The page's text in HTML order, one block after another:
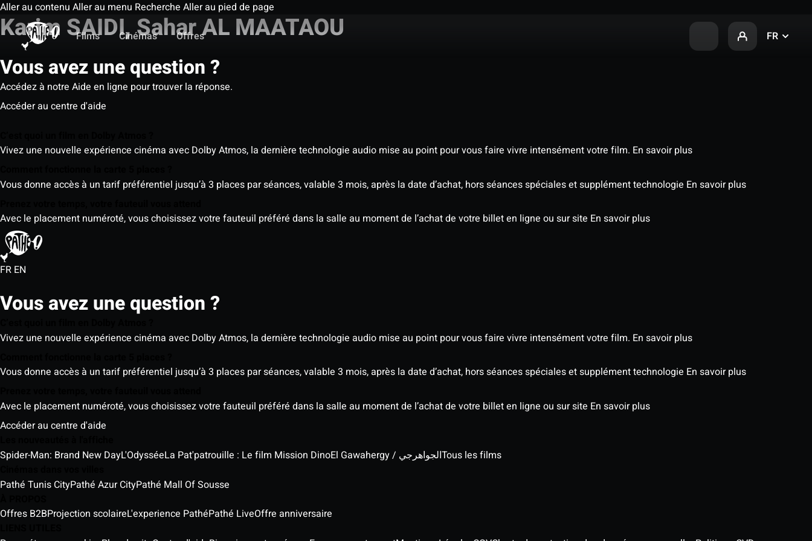
Aller au contenu Aller au menu Recherche Aller au pied de page
Films
Cinémas Offres FR
Karim SAIDI, Sahar AL MAATAOU
Vous avez une question ?
Accédez à notre Aide en ligne pour trouver la réponse.
Accéder au centre d'aide
Vivez une nouvelle expérience cinéma avec Dolby Atmos, la dernière technologie audio mise au point pour vous faire vivre intensément votre film. En savoir plus
Vous donne accès à un tarif préférentiel jusqu’à 3 places par séances, valable 3 mois, après la date d’achat, hors séances spéciales et supplément technologie En savoir plus
Avec le placement numéroté, vous choisissez votre fauteuil préféré dans la salle au moment de l’achat de votre billet en ligne ou sur site En savoir plus
FR EN
Vous avez une question ?
Vivez une nouvelle expérience cinéma avec Dolby Atmos, la dernière technologie audio mise au point pour vous faire vivre intensément votre film. En savoir plus
Vous donne accès à un tarif préférentiel jusqu’à 3 places par séances, valable 3 mois, après la date d’achat, hors séances spéciales et supplément technologie En savoir plus
Avec le placement numéroté, vous choisissez votre fauteuil préféré dans la salle au moment de l’achat de votre billet en ligne ou sur site En savoir plus
Accéder au centre d'aide
Spider-Man: Brand New DayL'OdysséeLa Pat'patrouille : Le film Mission Dino El Gawahergy / الجواهرجيTous les films
Pathé Tunis CityPathé Azur CityPathé Mall Of Sousse
Offres B2BProjection scolaireL'experience PathéPathé LiveOffre anniversaire